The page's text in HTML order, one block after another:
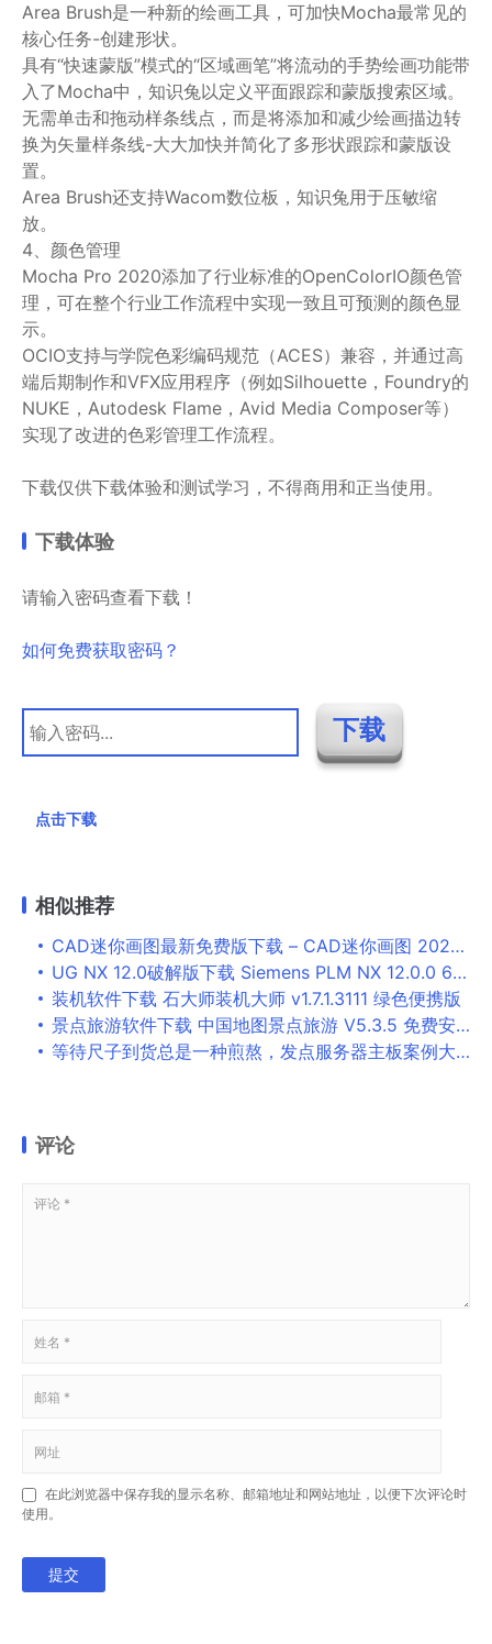
Area Brush是一种新的绘画工具，可加快Mocha最常见的
核心任务-创建形状。
具有“快速蒙版”模式的“区域画笔”将流动的手势绘画功能带
入了Mocha中，知识兔以定义平面跟踪和蒙版搜索区域。
无需单击和拖动样条线点，而是将添加和减少绘画描边转
换为矢量样条线-大大加快并简化了多形状跟踪和蒙版设
置。
Area Brush还支持Wacom数位板，知识兔用于压敏缩
放。
4、颜色管理
Mocha Pro 2020添加了行业标准的OpenColorIO颜色管
理，可在整个行业工作流程中实现一致且可预测的颜色显
示。
OCIO支持与学院色彩编码规范（ACES）兼容，并通过高
端后期制作和VFX应用程序（例如Silhouette，Foundry的
NUKE，Autodesk Flame，Avid Media Composer等）
实现了改进的色彩管理工作流程。
下载仅供下载体验和测试学习，不得商用和正当使用。
下载体验
请输入密码查看下载！
如何免费获取密码？
点击下载
相似推荐
CAD迷你画图最新免费版下载 – CAD迷你画图 2023R7 官方最新版
UG NX 12.0破解版下载 Siemens PLM NX 12.0.0 64位 简体中文特别版(附破解文件+安装教程)
装机软件下载 石大师装机大师 v1.7.1.3111 绿色便携版
景点旅游软件下载 中国地图景点旅游 V5.3.5 免费安装版
等待尺子到货总是一种煎熬，发点服务器主板案例大家放松下
评论
在此浏览器中保存我的显示名称、邮箱地址和网站地址，以便下次评论时
使用。
提交